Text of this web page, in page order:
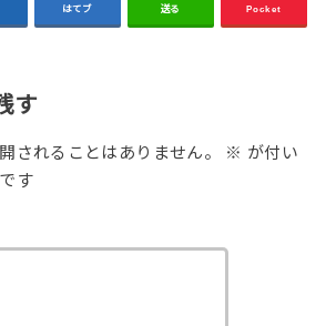
はてブ 送る Pocket
す
されることはありません。 ※ が付い
す